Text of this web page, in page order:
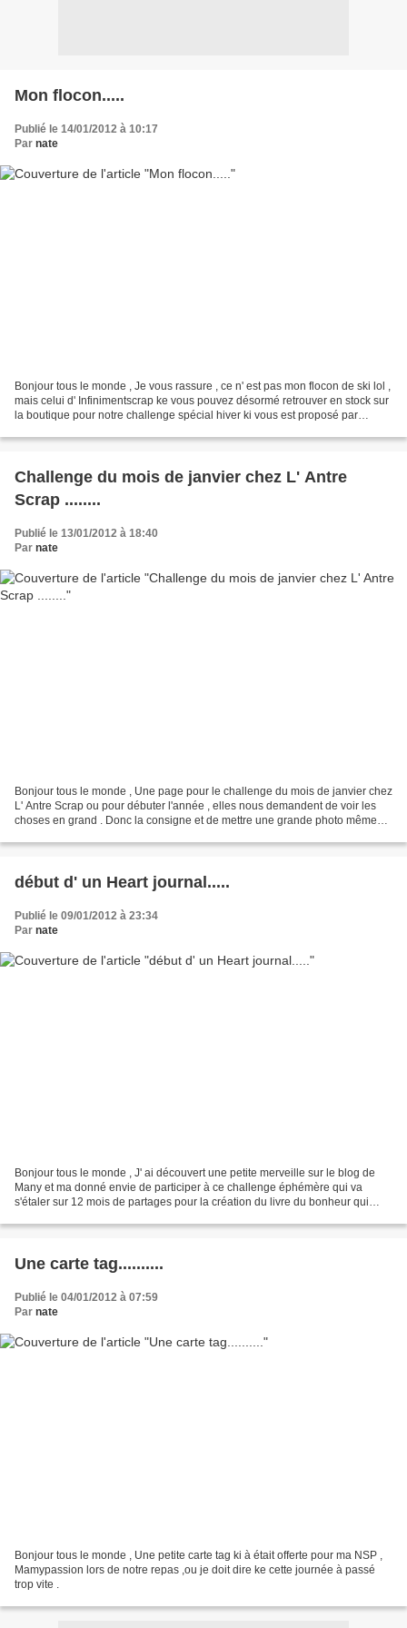
Mon flocon.....
Publié le 14/01/2012 à 10:17
Par nate
Bonjour tous le monde , Je vous rassure , ce n' est pas mon flocon de ski lol ,
mais celui d' Infinimentscrap ke vous pouvez désormé retrouver en stock sur
la boutique pour notre challenge spécial hiver ki vous est proposé par
Challenge du mois de janvier chez L' Antre
Scrap ........
Publié le 13/01/2012 à 18:40
Par nate
Bonjour tous le monde , Une page pour le challenge du mois de janvier chez
L' Antre Scrap ou pour débuter l'année , elles nous demandent de voir les
choses en grand . Donc la consigne et de mettre une grande photo même
début d' un Heart journal.....
Publié le 09/01/2012 à 23:34
Par nate
Bonjour tous le monde , J' ai découvert une petite merveille sur le blog de
Many et ma donné envie de participer à ce challenge éphémère qui va
s'étaler sur 12 mois de partages pour la création du livre du bonheur qui
Une carte tag..........
Publié le 04/01/2012 à 07:59
Par nate
Bonjour tous le monde , Une petite carte tag ki à était offerte pour ma NSP ,
Mamypassion lors de notre repas ,ou je doit dire ke cette journée à passé
trop vite .